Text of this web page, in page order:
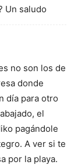
Un saludo
no son los de
donde
día para otro
el
pagándole
A ver si te
por la playa.